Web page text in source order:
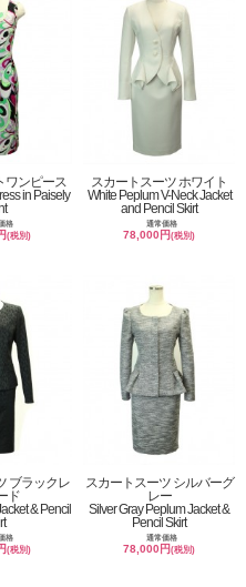
ワンピース
in Paisely
格
(税別)
スカートスーツ ホワイト
White Peplum V-Neck Jacket
and Pencil Skirt
通常価格
78,000円(税別)
ブラックレ
ド
& Pencil
格
(税別)
スカートスーツ シルバーグ
レー
Silver Gray Peplum Jacket &
Pencil Skirt
通常価格
78,000円(税別)